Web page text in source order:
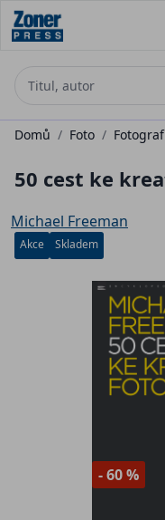
Domů / Foto /
50 cest ke
Michael Freeman
Akce Skladem
- 60 %